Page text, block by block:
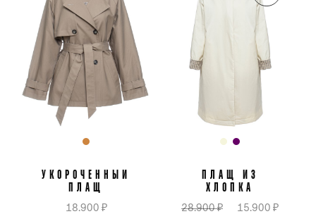
УКОРОЧЕННЫЙ
ПЛАЩ
18.900 ₽
ПЛАЩ ИЗ
ХЛОПКА
28.900 ₽ 15.900 ₽